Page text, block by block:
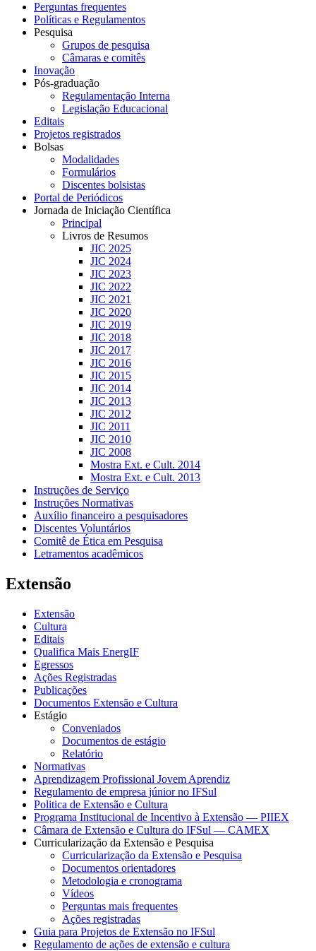
Perguntas frequentes
Políticas e Regulamentos
Pesquisa
Grupos de pesquisa
Câmaras e comitês
Inovação
Pós-graduação
Regulamentação Interna
Legislação Educacional
Editais
Projetos registrados
Bolsas
Modalidades
Formulários
Discentes bolsistas
Portal de Periódicos
Jornada de Iniciação Científica
Principal
Livros de Resumos
JIC 2025
JIC 2024
JIC 2023
JIC 2022
JIC 2021
JIC 2020
JIC 2019
JIC 2018
JIC 2017
JIC 2016
JIC 2015
JIC 2014
JIC 2013
JIC 2012
JIC 2011
JIC 2010
JIC 2008
Mostra Ext. e Cult. 2014
Mostra Ext. e Cult. 2013
Instruções de Serviço
Instruções Normativas
Auxílio financeiro a pesquisadores
Discentes Voluntários
Comitê de Ética em Pesquisa
Letramentos acadêmicos
Extensão
Extensão
Cultura
Editais
Qualifica Mais EnergIF
Egressos
Ações Registradas
Publicações
Documentos Extensão e Cultura
Estágio
Conveniados
Documentos de estágio
Relatório
Normativas
Aprendizagem Profissional Jovem Aprendiz
Regulamento de empresa júnior no IFSul
Politica de Extensão e Cultura
Programa Institucional de Incentivo à Extensão — PIIEX
Câmara de Extensão e Cultura do IFSul — CAMEX
Curricularização da Extensão e Pesquisa
Curricularização da Extensão e Pesquisa
Documentos orientadores
Metodologia e cronograma
Vídeos
Perguntas mais frequentes
Ações registradas
Guia para Projetos de Extensão no IFSul
Regulamento de ações de extensão e cultura